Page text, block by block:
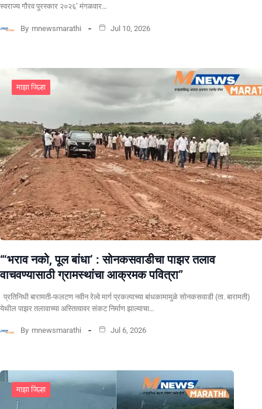
स्वराज्य गौरव पुरस्कार २०२६’ मंगळवार…
By mnewsmarathi Jul 10, 2026
माझा जिल्हा
“‘भराव नको, पूल बांधा’ : सोनकसवाडीचा पाझर तलाव
वाचवण्यासाठी ग्रामस्थांचा आक्रमक पवित्रा”
प्रतिनिधी बारामती-फलटण नवीन रेल्वे मार्ग प्रकल्पाच्या बांधकामामुळे सोनकसवाडी (ता. बारामती)
येथील पाझर तलावाच्या अस्तित्वावर संकट निर्माण झाल्याचा…
By mnewsmarathi Jul 6, 2026
माझा जिल्हा